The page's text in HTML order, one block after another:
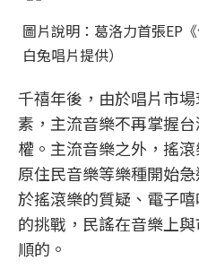
圖片說明：葛洛力首張EP
白兔唱片提供）
千禧年後，由於唱片市
素，主流音樂不再掌握
權。主流音樂之外，搖
原住民音樂等樂種開始
於搖滾樂的質疑、電子
的挑戰，民謠在音樂上
順的。